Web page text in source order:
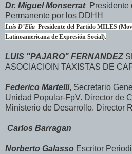
Dr. Miguel MonserratPresidente
Permanente por los DDHH
Luis D’Elia Presidente del Partido MILES
Latinoamericana de Expresión Social).
LUIS "PAJARO" FERNANDEZ
ASOCIACIOIN TAXISTAS DE
Federico Martelli, Secretario
Unidad Popular-FpV. Director de
Ministerio de Desarrollo. Director
Carlos Barragan
Norberto Galasso Escritor